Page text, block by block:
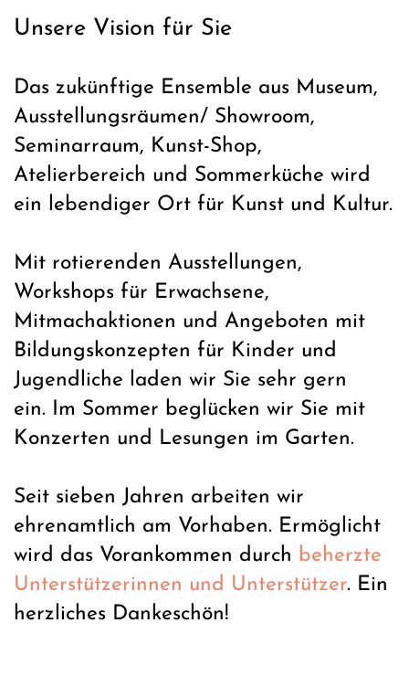
Unsere Vision für Sie
Das zukünftige Ensemble aus Museum,
Ausstellungsräumen/ Showroom,
Seminarraum, Kunst-Shop,
Atelierbereich und Sommerküche wird
ein lebendiger Ort für Kunst und Kultur.
Mit rotierenden Ausstellungen,
Workshops für Erwachsene,
Mitmachaktionen und Angeboten mit
Bildungskonzepten für Kinder und
Jugendliche laden wir Sie sehr gern
ein. Im Sommer beglücken wir Sie mit
Konzerten und Lesungen im Garten.
Seit sieben Jahren arbeiten wir
ehrenamtlich am Vorhaben. Ermöglicht
wird das Vorankommen durch beherzte
Unterstützerinnen und Unterstützer. Ein
herzliches Dankeschön!